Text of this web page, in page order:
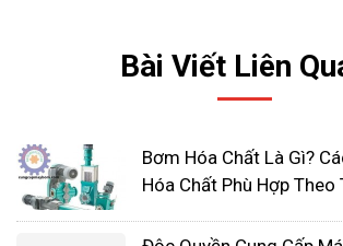
bơm hóa chất tự mồi
Các loạimáy bơm hóa chất
nguyên lý hút đẩy tương tự các loại
Bài Viết Liên
Bơm Hóa Chất Là Gì?
Hóa Chất Phù Hợp